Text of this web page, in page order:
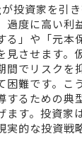
投資家を引
過度に高い利
る」や「元本
見させます。
間でリスクを
困難です。こ
するための典
ます。投資家
実的な投資戦